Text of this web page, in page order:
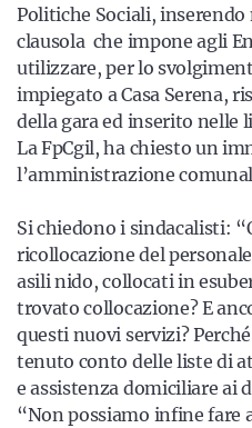
Politiche Sociali, inserendo
clausola che impone agli
utilizzare, per lo
impiegato a Casa Serena,
della gara ed inserito nelle
La FpCgil, ha chiesto un
l’amministrazione
Si chiedono i sindacalisti:
ricollocazione del
asili nido, collocati in
trovato collocazione? E
questi nuovi servizi?
tenuto conto delle liste di
e assistenza domiciliare ai
“Non possiamo infine fare